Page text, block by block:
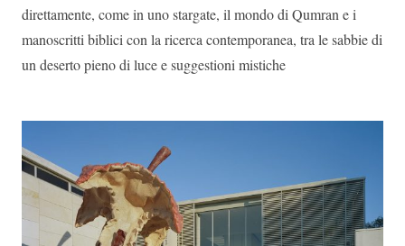
direttamente, come in uno stargate, il mondo di Qumran e i
manoscritti biblici con la ricerca contemporanea, tra le sabbie di
un deserto pieno di luce e suggestioni mistiche